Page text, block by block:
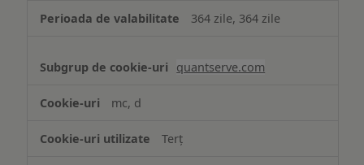
364 zile, 364 zile
quantserve.com
mc, d
Terț